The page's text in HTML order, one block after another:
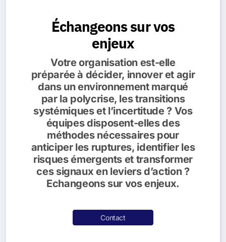
Échangeons sur vos
enjeux
Votre organisation est-elle
préparée à décider, innover et agir
dans un environnement marqué
par la polycrise, les transitions
systémiques et l’incertitude ? Vos
équipes disposent-elles des
méthodes nécessaires pour
anticiper les ruptures, identifier les
risques émergents et transformer
ces signaux en leviers d’action ?
Echangeons sur vos enjeux.
Contact